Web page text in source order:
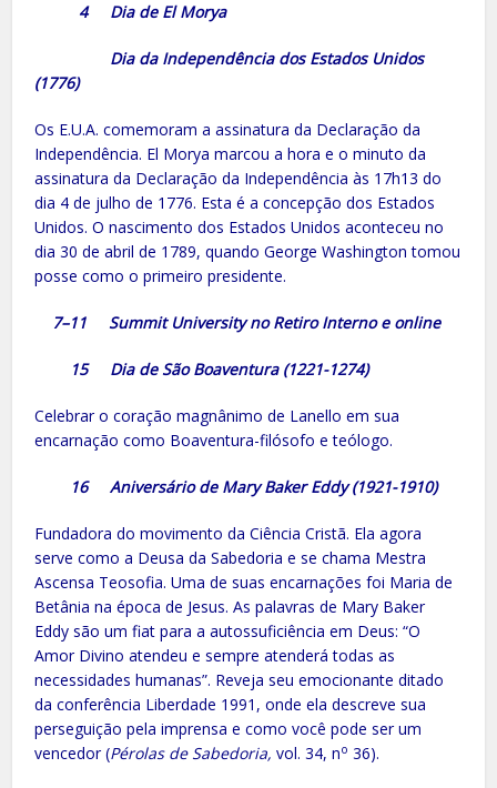
4 Dia de El Morya
Dia da Independência dos Estados Unidos
(1776)
Os E.U.A. comemoram a assinatura da Declaração da
Independência. El Morya marcou a hora e o minuto da
assinatura da Declaração da Independência às 17h13 do
dia 4 de julho de 1776. Esta é a concepção dos Estados
Unidos. O nascimento dos Estados Unidos aconteceu no
dia 30 de abril de 1789, quando George Washington tomou
posse como o primeiro presidente.
7–11 Summit University no Retiro Interno e online
15 Dia de São Boaventura (1221-1274)
Celebrar o coração magnânimo de Lanello em sua
encarnação como Boaventura-filósofo e teólogo.
16 Aniversário de Mary Baker Eddy (1921-1910)
Fundadora do movimento da Ciência Cristã. Ela agora
serve como a Deusa da Sabedoria e se chama Mestra
Ascensa Teosofia. Uma de suas encarnações foi Maria de
Betânia na época de Jesus. As palavras de Mary Baker
Eddy são um fiat para a autossuficiência em Deus: “O
Amor Divino atendeu e sempre atenderá todas as
necessidades humanas”. Reveja seu emocionante ditado
da conferência Liberdade 1991, onde ela descreve sua
perseguição pela imprensa e como você pode ser um
vencedor (Pérolas de Sabedoria, vol. 34, no 36).